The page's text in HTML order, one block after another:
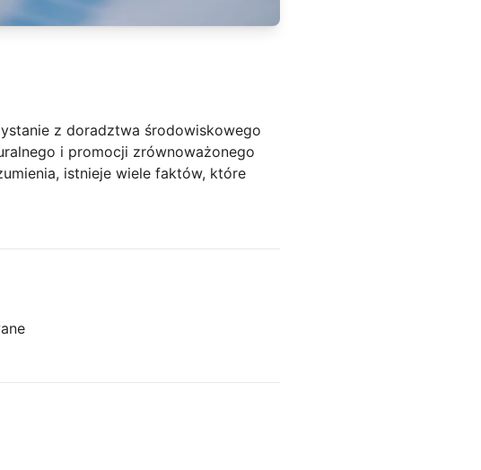
z doradztwa środowiskowego
i promocji zrównoważonego
istnieje wiele faktów, które